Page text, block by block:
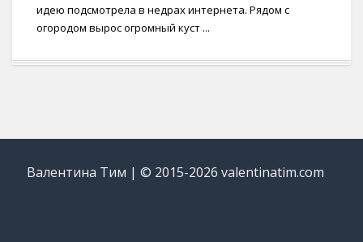
идею подсмотрела в недрах интернета. Рядом с
огородом вырос огромный куст ...
Валентина Тим | © 2015-2026 valentinatim.com